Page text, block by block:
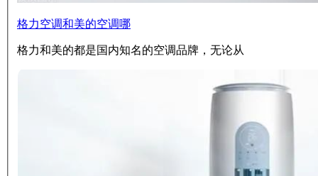
格力空调和美的空调哪
格力和美的都是国内知名的空调品牌，无论从